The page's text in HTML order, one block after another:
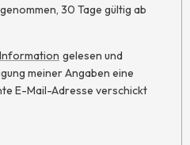
30 Tage gültig ab
gelesen und
meiner Angaben eine
E-Mail-Adresse verschickt